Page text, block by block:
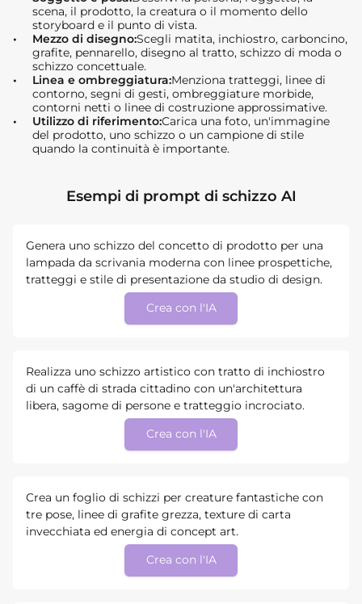
scena, il prodotto, la creatura o il momento dello
storyboard e il punto di vista.
Mezzo di disegno:Scegli matita, inchiostro, carboncino,
grafite, pennarello, disegno al tratto, schizzo di moda o
schizzo concettuale.
Linea e ombreggiatura:Menziona tratteggi, linee di
contorno, segni di gesti, ombreggiature morbide,
contorni netti o linee di costruzione approssimative.
Utilizzo di riferimento:Carica una foto, un'immagine
del prodotto, uno schizzo o un campione di stile
quando la continuità è importante.
Esempi di prompt di schizzo AI
Genera uno schizzo del concetto di prodotto per una
lampada da scrivania moderna con linee prospettiche,
tratteggi e stile di presentazione da studio di design.
Crea con l'IA
Realizza uno schizzo artistico con tratto di inchiostro
di un caffè di strada cittadino con un'architettura
libera, sagome di persone e tratteggio incrociato.
Crea con l'IA
Crea un foglio di schizzi per creature fantastiche con
tre pose, linee di grafite grezza, texture di carta
invecchiata ed energia di concept art.
Crea con l'IA